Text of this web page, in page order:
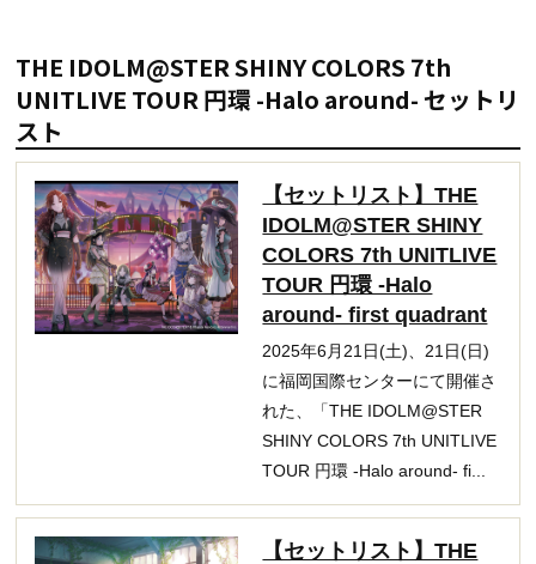
THE IDOLM@STER SHINY COLORS 7th
UNITLIVE TOUR 円環 -Halo around- セットリ
スト
【セットリスト】THE
IDOLM@STER SHINY
COLORS 7th UNITLIVE
TOUR 円環 -Halo
around- first quadrant
2025年6月21日(土)、21日(日)
に福岡国際センターにて開催さ
れた、「THE IDOLM@STER
SHINY COLORS 7th UNITLIVE
TOUR 円環 -Halo around- fi...
【セットリスト】THE